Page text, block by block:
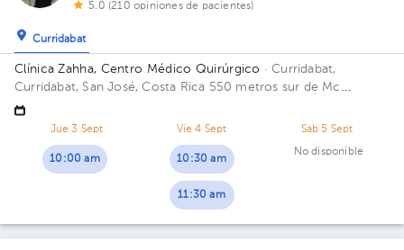
5.0 (210 opiniones de pacientes)
Curridabat
Clínica Zahha, Centro Médico Quirúrgico · Curridabat,
Curridabat, San José, Costa Rica 550 metros sur de Mc
Donald`s Plaza del Sol.
Jue 3 Sept
10:00 am
Vie 4 Sept
10:30 am
11:30 am
Sáb 5 Sept
No disponible